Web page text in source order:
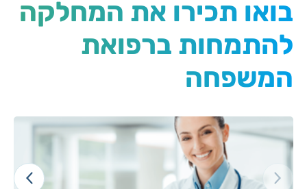
בואו תכירו את המחלקה
להתמחות ברפואת
המשפחה